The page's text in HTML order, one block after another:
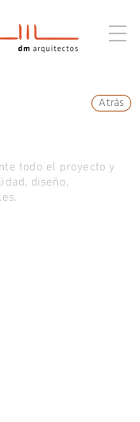
Atrás
todo el proyecto y
diseño,